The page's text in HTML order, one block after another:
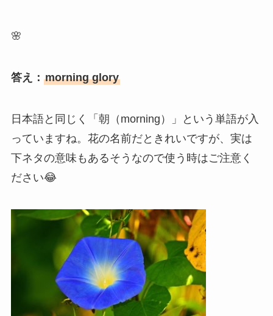
🌸
答え： morning glory
日本語と同じく「朝（morning）」という単語が入
っていますね。花の名前だときれいですが、実は
下ネタの意味もあるそうなので使う時はご注意く
ださい😂